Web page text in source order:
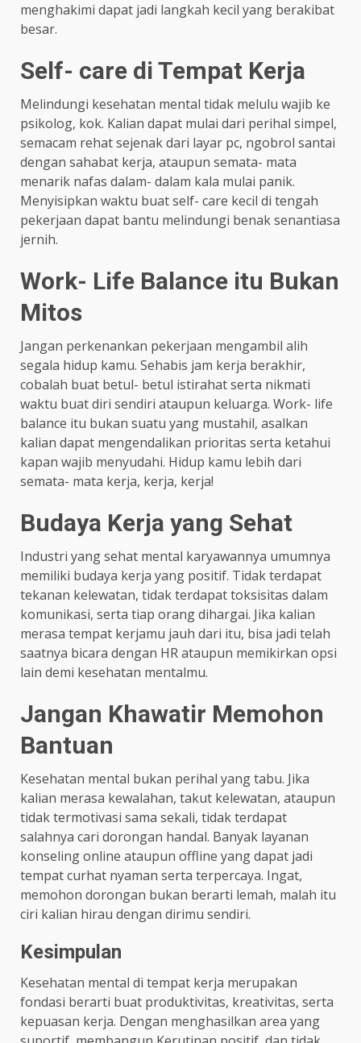
menghakimi dapat jadi langkah kecil yang berakibat
besar.
Self- care di Tempat Kerja
Melindungi kesehatan mental tidak melulu wajib ke
psikolog, kok. Kalian dapat mulai dari perihal simpel,
semacam rehat sejenak dari layar pc, ngobrol santai
dengan sahabat kerja, ataupun semata- mata
menarik nafas dalam- dalam kala mulai panik.
Menyisipkan waktu buat self- care kecil di tengah
pekerjaan dapat bantu melindungi benak senantiasa
jernih.
Work- Life Balance itu Bukan
Mitos
Jangan perkenankan pekerjaan mengambil alih
segala hidup kamu. Sehabis jam kerja berakhir,
cobalah buat betul- betul istirahat serta nikmati
waktu buat diri sendiri ataupun keluarga. Work- life
balance itu bukan suatu yang mustahil, asalkan
kalian dapat mengendalikan prioritas serta ketahui
kapan wajib menyudahi. Hidup kamu lebih dari
semata- mata kerja, kerja, kerja!
Budaya Kerja yang Sehat
Industri yang sehat mental karyawannya umumnya
memiliki budaya kerja yang positif. Tidak terdapat
tekanan kelewatan, tidak terdapat toksisitas dalam
komunikasi, serta tiap orang dihargai. Jika kalian
merasa tempat kerjamu jauh dari itu, bisa jadi telah
saatnya bicara dengan HR ataupun memikirkan opsi
lain demi kesehatan mentalmu.
Jangan Khawatir Memohon
Bantuan
Kesehatan mental bukan perihal yang tabu. Jika
kalian merasa kewalahan, takut kelewatan, ataupun
tidak termotivasi sama sekali, tidak terdapat
salahnya cari dorongan handal. Banyak layanan
konseling online ataupun offline yang dapat jadi
tempat curhat nyaman serta terpercaya. Ingat,
memohon dorongan bukan berarti lemah, malah itu
ciri kalian hirau dengan dirimu sendiri.
Kesimpulan
Kesehatan mental di tempat kerja merupakan
fondasi berarti buat produktivitas, kreativitas, serta
kepuasan kerja. Dengan menghasilkan area yang